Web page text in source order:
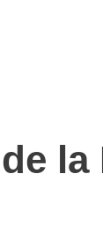
la